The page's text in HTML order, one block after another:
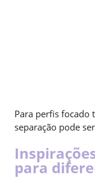
Para perfis focado
separação pode
para